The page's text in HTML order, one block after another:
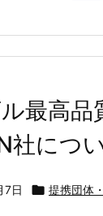
最高品
社につ
7日  提携団体